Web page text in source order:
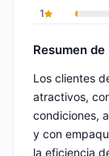
1
Resumen
Los clientes
atractivos,
condiciones,
y con
la eficiencia